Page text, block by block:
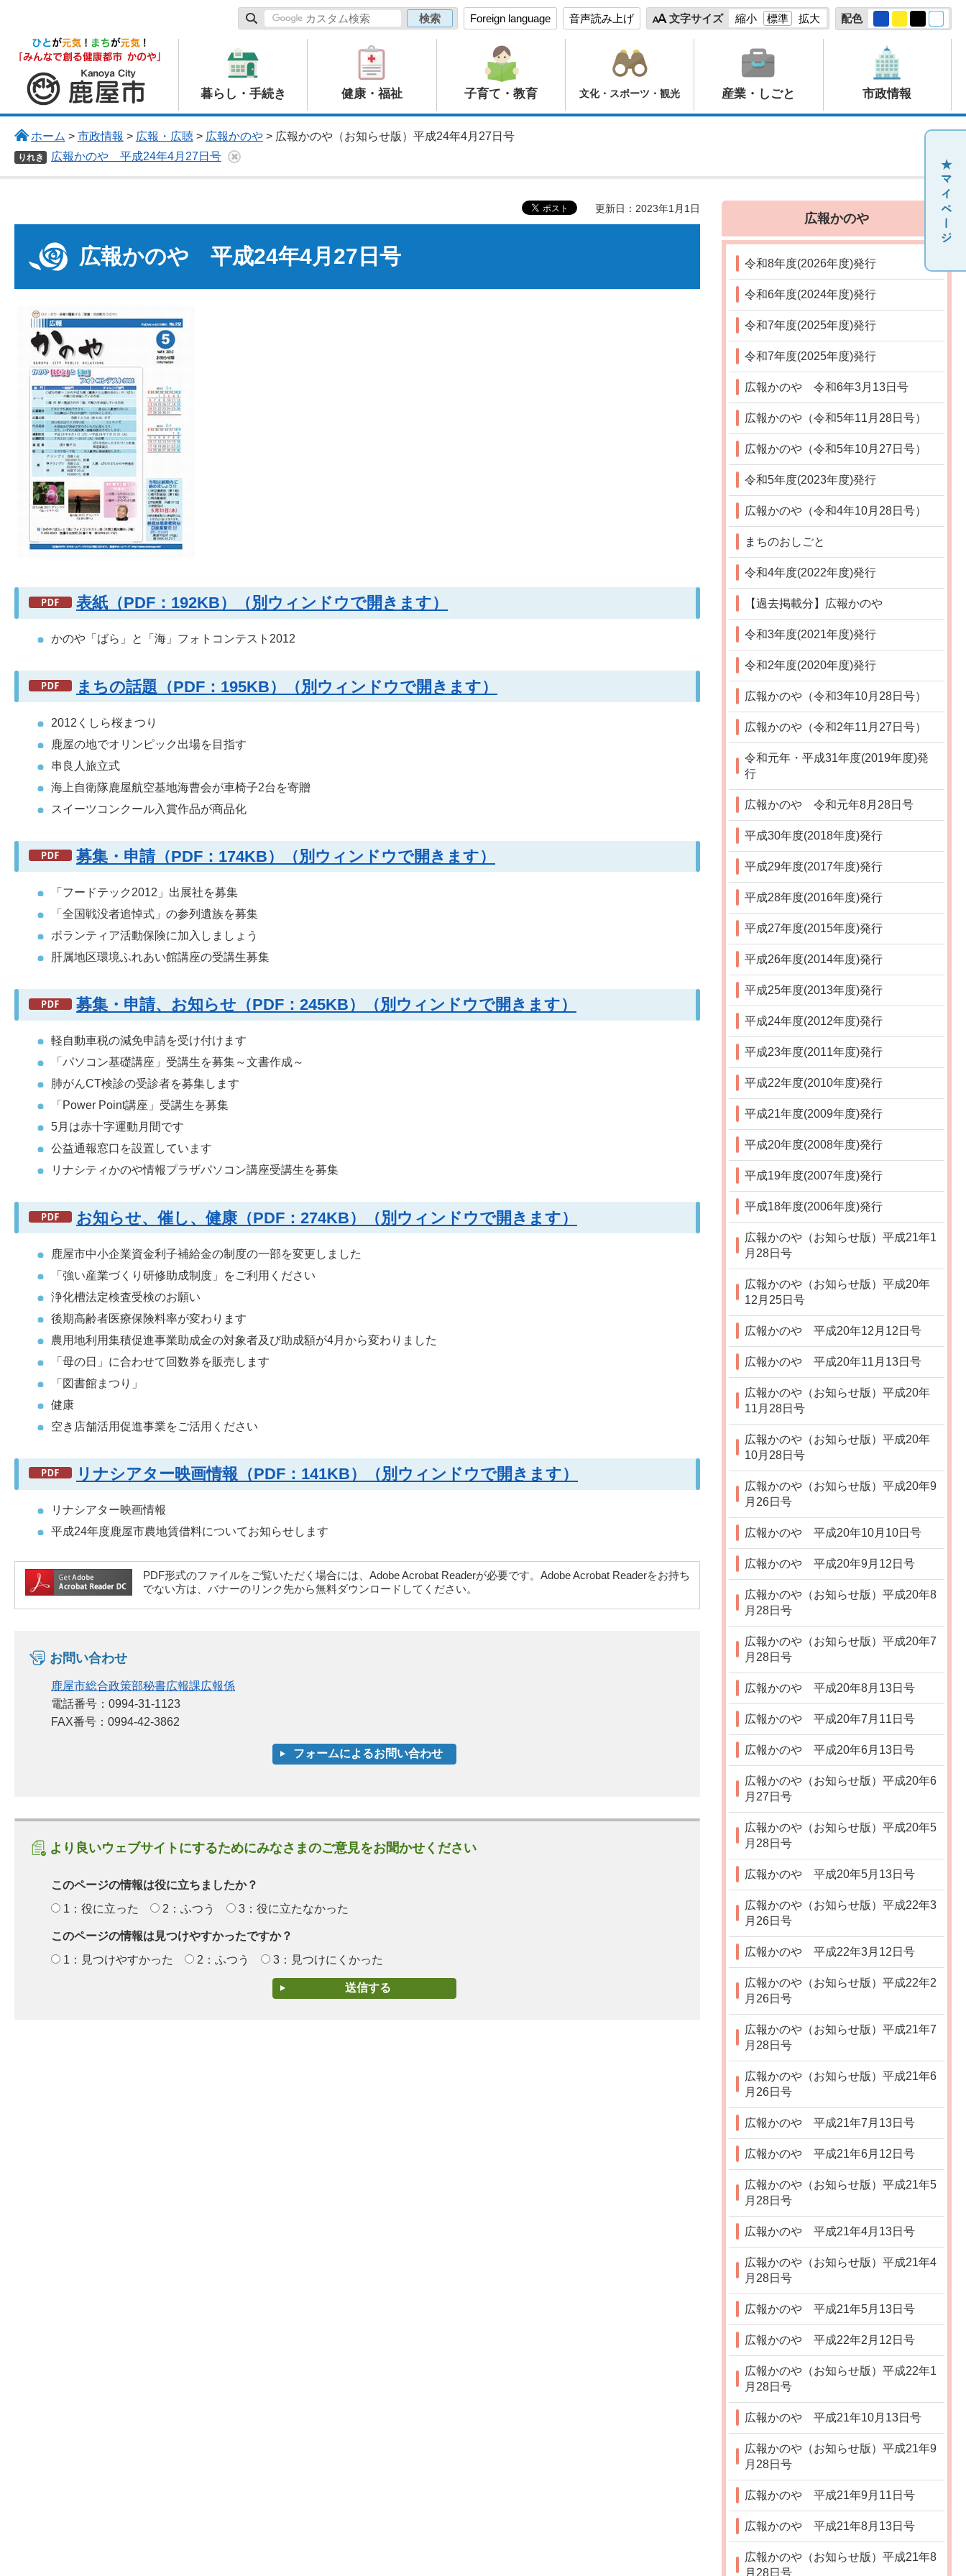
Foreign language 音声読み上げ 文字サイズ 縮小 標準 拡大 配色
鹿屋市
暮らし・手続き 健康・福祉 子育て・教育 文化・スポーツ・観光 産業・しごと 市政情報
ホーム > 市政情報 > 広報・広聴> 広報かのや> 広報かのや（お知らせ版）平成24年4月27日号
りれき 広報かのや 平成24年4月27日号
更新日：2023年1月1日
広報かのや 平成24年4月27日号
表紙（PDF：192KB）（別ウィンドウで開きます）
かのや「ばら」と「海」フォトコンテスト2012
まちの話題（PDF：195KB）（別ウィンドウで開きます）
2012くしら桜まつり
鹿屋の地でオリンピック出場を目指す
串良人旅立式
海上自衛隊鹿屋航空基地海曹会が車椅子2台を寄贈
スイーツコンクール入賞作品が商品化
募集・申請（PDF：174KB）（別ウィンドウで開きます）
「フードテック2012」出展社を募集
「全国戦没者追悼式」の参列遺族を募集
ボランティア活動保険に加入しましょう
肝属地区環境ふれあい館講座の受講生募集
募集・申請、お知らせ（PDF：245KB）（別ウィンドウで開きます）
軽自動車税の減免申請を受け付けます
「パソコン基礎講座」受講生を募集～文書作成～
肺がんCT検診の受診者を募集します
「Power Point講座」受講生を募集
5月は赤十字運動月間です
公益通報窓口を設置しています
リナシティかのや情報プラザパソコン講座受講生を募集
お知らせ、催し、健康（PDF：274KB）（別ウィンドウで開きます）
鹿屋市中小企業資金利子補給金の制度の一部を変更しました
「強い産業づくり研修助成制度」をご利用ください
浄化槽法定検査受検のお願い
後期高齢者医療保険料率が変わります
農用地利用集積促進事業助成金の対象者及び助成額が4月から変わりました
「母の日」に合わせて回数券を販売します
「図書館まつり」
健康
空き店舗活用促進事業をご活用ください
リナシアター映画情報（PDF：141KB）（別ウィンドウで開きます）
リナシアター映画情報
平成24年度鹿屋市農地賃借料についてお知らせします
PDF形式のファイルをご覧いただく場合には、Adobe Acrobat Readerが必要です。Adobe Acrobat Readerをお持ち
でない方は、バナーのリンク先から無料ダウンロードしてください。
お問い合わせ
鹿屋市総合政策部秘書広報課広報係
電話番号：0994-31-1123
FAX番号：0994-42-3862
より良いウェブサイトにするためにみなさまのご意見をお聞かせください
このページの情報は役に立ちましたか？
1：役に立った
2：ふつう 3：役に立たなかった
このページの情報は見つけやすかったですか？
1：見つけやすかった
2：ふつう 3：見つけにくかった
広報かのや
令和8年度(2026年度)発行
令和6年度(2024年度)発行
令和7年度(2025年度)発行
令和7年度(2025年度)発行
広報かのや 令和6年3月13日号
広報かのや（令和5年11月28日号）
広報かのや（令和5年10月27日号）
令和5年度(2023年度)発行
広報かのや（令和4年10月28日号）
まちのおしごと
令和4年度(2022年度)発行
【過去掲載分】広報かのや
令和3年度(2021年度)発行
令和2年度(2020年度)発行
広報かのや（令和3年10月28日号）
広報かのや（令和2年11月27日号）
令和元年・平成31年度(2019年度)発
行
広報かのや 令和元年8月28日号
平成30年度(2018年度)発行
平成29年度(2017年度)発行
平成28年度(2016年度)発行
平成27年度(2015年度)発行
平成26年度(2014年度)発行
平成25年度(2013年度)発行
平成24年度(2012年度)発行
平成23年度(2011年度)発行
平成22年度(2010年度)発行
平成21年度(2009年度)発行
平成20年度(2008年度)発行
平成19年度(2007年度)発行
平成18年度(2006年度)発行
広報かのや（お知らせ版）平成21年1
月28日号
広報かのや（お知らせ版）平成20年
12月25日号
広報かのや 平成20年12月12日号
広報かのや 平成20年11月13日号
広報かのや（お知らせ版）平成20年
11月28日号
広報かのや（お知らせ版）平成20年
10月28日号
広報かのや（お知らせ版）平成20年9
月26日号
広報かのや 平成20年10月10日号
広報かのや 平成20年9月12日号
広報かのや（お知らせ版）平成20年8
月28日号
広報かのや（お知らせ版）平成20年7
月28日号
広報かのや 平成20年8月13日号
広報かのや 平成20年7月11日号
広報かのや 平成20年6月13日号
広報かのや（お知らせ版）平成20年6
月27日号
広報かのや（お知らせ版）平成20年5
月28日号
広報かのや 平成20年5月13日号
広報かのや（お知らせ版）平成22年3
月26日号
広報かのや 平成22年3月12日号
広報かのや（お知らせ版）平成22年2
月26日号
広報かのや（お知らせ版）平成21年7
月28日号
広報かのや（お知らせ版）平成21年6
月26日号
広報かのや 平成21年7月13日号
広報かのや 平成21年6月12日号
広報かのや（お知らせ版）平成21年5
月28日号
広報かのや 平成21年4月13日号
広報かのや（お知らせ版）平成21年4
月28日号
広報かのや 平成21年5月13日号
広報かのや 平成22年2月12日号
広報かのや（お知らせ版）平成22年1
月28日号
広報かのや 平成21年10月13日号
広報かのや（お知らせ版）平成21年9
月28日号
広報かのや 平成21年9月11日号
広報かのや 平成21年8月13日号
広報かのや（お知らせ版）平成21年8
月28日号